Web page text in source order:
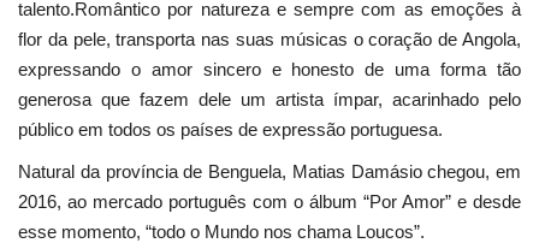
talento.Romântico por natureza e sempre com as emoções à
flor da pele, transporta nas suas músicas o coração de Angola,
expressando o amor sincero e honesto de uma forma tão
generosa que fazem dele um artista ímpar, acarinhado pelo
público em todos os países de expressão portuguesa.
Natural da província de Benguela, Matias Damásio chegou, em
2016, ao mercado português com o álbum “Por Amor” e desde
esse momento, “todo o Mundo nos chama Loucos”.